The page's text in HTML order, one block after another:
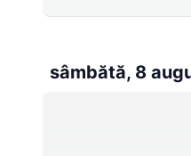
sâmbătă, 8